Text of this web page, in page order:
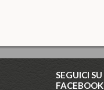
SEGUICI SU
FACEBOOK